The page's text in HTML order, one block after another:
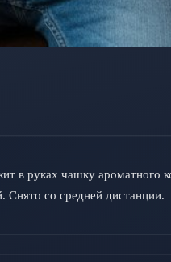
в руках чашку
Снято со средней дистанции.